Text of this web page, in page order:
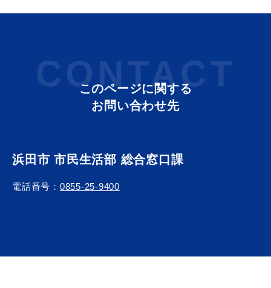
目的別の
窓口案内
募集情報
ダウンロード
CONTACT
このページに関する
お問い合わせ先
浜田市 市民生活部 総合窓口課
電話番号： 0855-25-9400